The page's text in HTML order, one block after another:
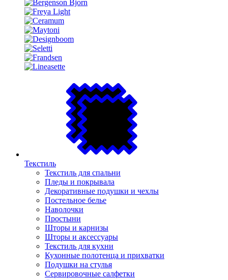
Текстиль
Текстиль для спальни
Пледы и покрывала
Декоративные подушки и чехлы
Постельное белье
Наволочки
Простыни
Шторы и карнизы
Шторы и аксессуары
Текстиль для кухни
Кухонные полотенца и прихватки
Подушки на стулья
Сервировочные салфетки